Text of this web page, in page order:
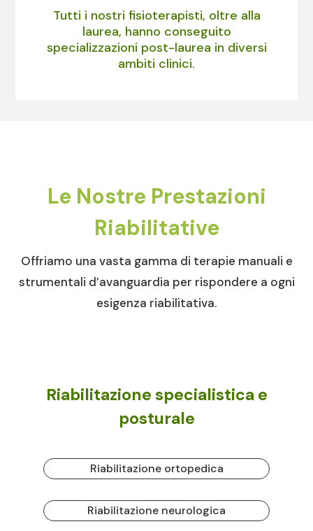
Tutti i nostri fisioterapisti, oltre alla
laurea, hanno conseguito
specializzazioni post-laurea in diversi
ambiti clinici.
Le Nostre Prestazioni
Riabilitative
Offriamo una vasta gamma di terapie manuali e
strumentali d’avanguardia per rispondere a ogni
esigenza riabilitativa.
Riabilitazione specialistica e
posturale
Riabilitazione ortopedica
Riabilitazione neurologica